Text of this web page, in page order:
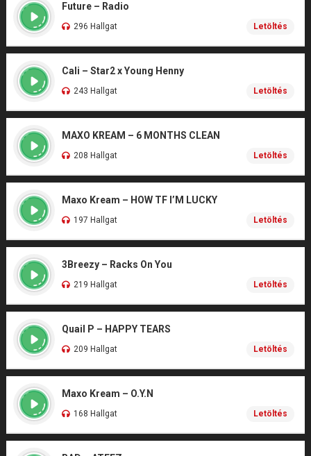
Future – Radio
296 Hallgat Letöltés
Cali – Star2 x Young Henny
243 Hallgat Letöltés
MAXO KREAM – 6 MONTHS CLEAN
208 Hallgat Letöltés
Maxo Kream – HOW TF I’M LUCKY
197 Hallgat Letöltés
3Breezy – Racks On You
219 Hallgat Letöltés
Quail P – HAPPY TEARS
209 Hallgat Letöltés
Maxo Kream – O.Y.N
168 Hallgat Letöltés